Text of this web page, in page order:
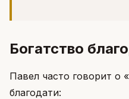
Богатство
Павел часто говорит о
благодати: